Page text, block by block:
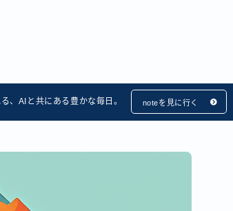
、AIと共にある豊かな毎日。 noteを見に行く